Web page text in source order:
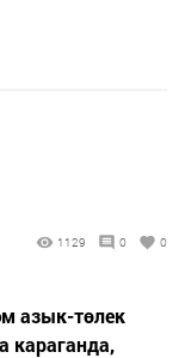
1129 0 0
азык-төлек
караганда,